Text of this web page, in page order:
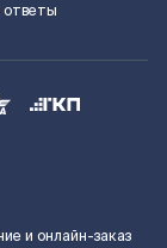
ответы
и онлайн-заказ